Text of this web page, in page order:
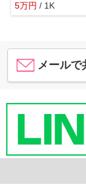
5万円 / 1K
メールで